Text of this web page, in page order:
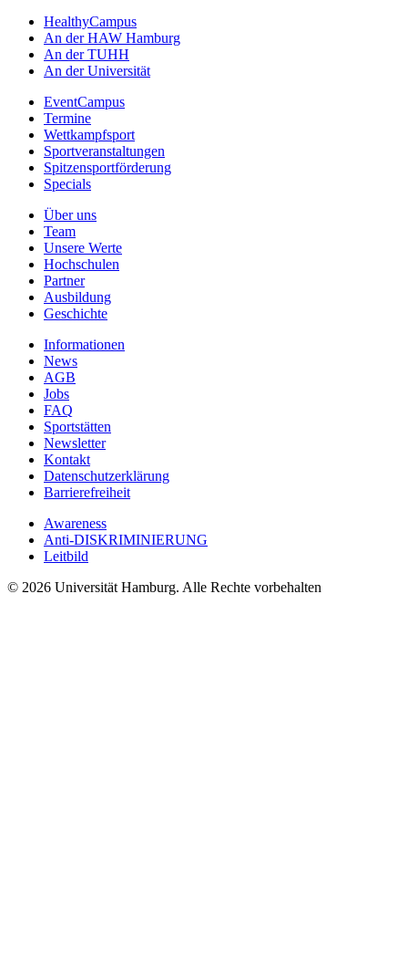
HealthyCampus
An der HAW Hamburg
An der TUHH
An der Universität
EventCampus
Termine
Wettkampfsport
Sportveranstaltungen
Spitzensportförderung
Specials
Über uns
Team
Unsere Werte
Hochschulen
Partner
Ausbildung
Geschichte
Informationen
News
AGB
Jobs
FAQ
Sportstätten
Newsletter
Kontakt
Datenschutzerklärung
Barrierefreiheit
Awareness
Anti-DISKRIMINIERUNG
Leitbild
© 2026 Universität Hamburg. Alle Rechte vorbehalten